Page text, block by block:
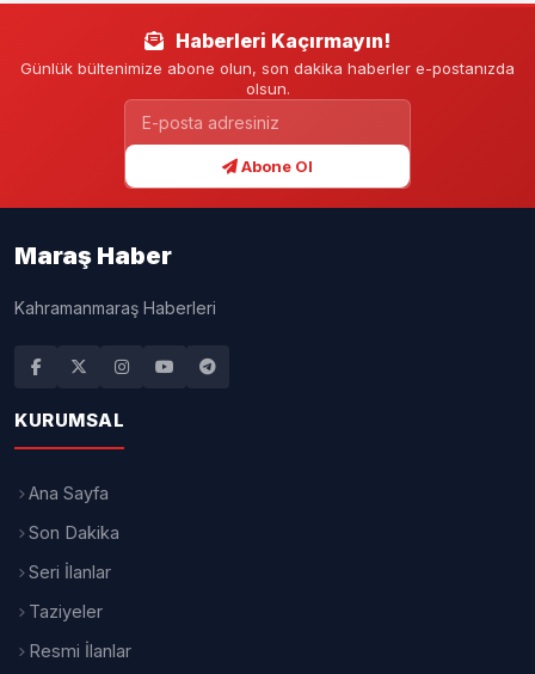
Haberleri Kaçırmayın!
Günlük bültenimize abone olun, son dakika haberler e-postanızda
olsun.
Abone Ol
Maraş Haber
Kahramanmaraş Haberleri
KURUMSAL
Ana Sayfa
Son Dakika
Seri İlanlar
Taziyeler
Resmi İlanlar